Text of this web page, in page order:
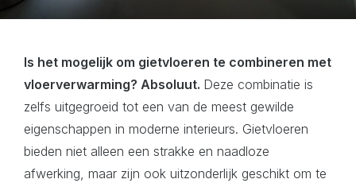
Is het mogelijk om gietvloeren te combineren met
vloerverwarming? Absoluut. Deze combinatie is
zelfs uitgegroeid tot een van de meest gewilde
eigenschappen in moderne interieurs. Gietvloeren
bieden niet alleen een strakke en naadloze
afwerking, maar zijn ook uitzonderlijk geschikt om te